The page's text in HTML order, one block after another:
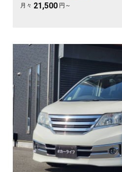
月々 21,500 円～